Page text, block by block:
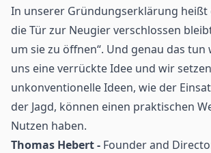
In unserer Gründungserklärung heißt
die Tür zur Neugier verschlossen
um sie zu öffnen“. Und genau das tun
uns eine verrückte Idee und wir
unkonventionelle Ideen, wie der
der Jagd, können einen praktischen
Nutzen haben.
Thomas Hebert - Founder and